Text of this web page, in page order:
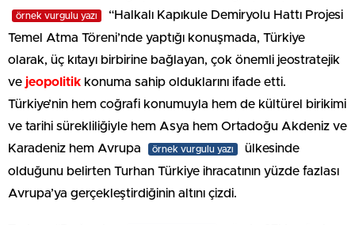
örnek vurgulu yazı
“Halkalı Kapıkule Demiryolu Hattı Projesi
Temel Atma Töreni’nde yaptığı konuşmada, Türkiye
olarak, üç kıtayı birbirine bağlayan, çok önemli jeostratejik
ve jeopolitik konuma sahip olduklarını ifade etti.
Türkiye’nin hem coğrafi konumuyla hem de kültürel birikimi
ve tarihi sürekliliğiyle hem Asya hem Ortadoğu Akdeniz ve
Karadeniz hem Avrupa
örnek vurgulu yazı
ülkesinde
olduğunu belirten Turhan Türkiye ihracatının yüzde fazlası
Avrupa’ya gerçekleştirdiğinin altını çizdi.